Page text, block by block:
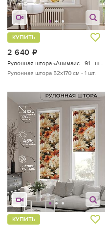
2 640
КУПИТЬ
Рулонная штора «Анимаис - 91 - ширина 52 см»
Рулонная штора 52х170 см - 1 шт.
КУПИТЬ